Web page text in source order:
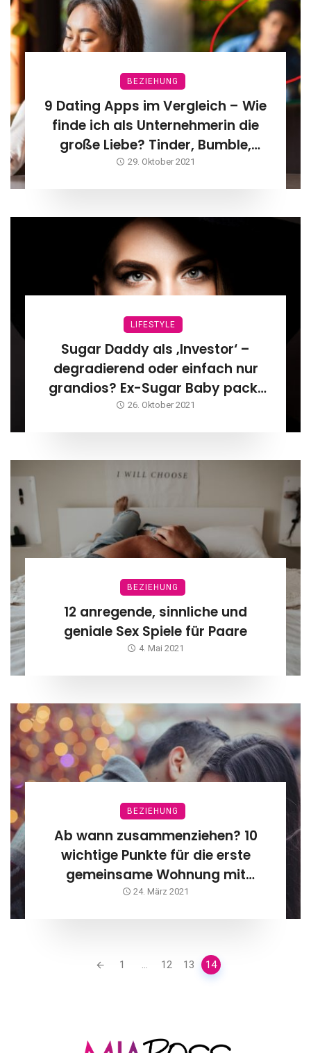
BEZIEHUNG
9 Dating Apps im Vergleich – Wie
finde ich als Unternehmerin die
große Liebe? Tinder, Bumble,
Facebook Dating & Impffrei:love
29. Oktober 2021
LIFESTYLE
Sugar Daddy als ‚Investor‘ –
degradierend oder einfach nur
grandios? Ex-Sugar Baby packt
aus!
26. Oktober 2021
BEZIEHUNG
12 anregende, sinnliche und
geniale Sex Spiele für Paare
4. Mai 2021
BEZIEHUNG
Ab wann zusammenziehen? 10
wichtige Punkte für die erste
gemeinsame Wohnung mit
deinem Partner
24. März 2021
1 ... 12 13 14